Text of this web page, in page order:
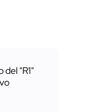
del "R1"